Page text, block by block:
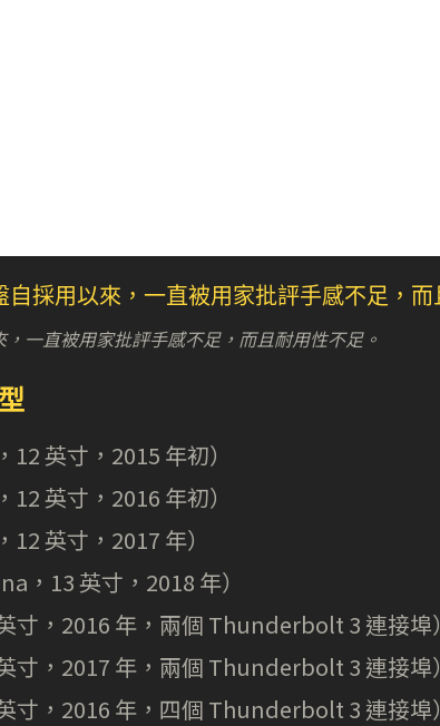
，一直被用家批評手感不足，而且耐用性不足。
英寸，2015 年初）
英寸，2016 年初）
英寸，2017 年）
，13 英寸，2018 年）
寸，2016 年，兩個 Thunderbolt 3 連接埠）
寸，2017 年，兩個 Thunderbolt 3 連接埠）
寸，2016 年，四個 Thunderbolt 3 連接埠）